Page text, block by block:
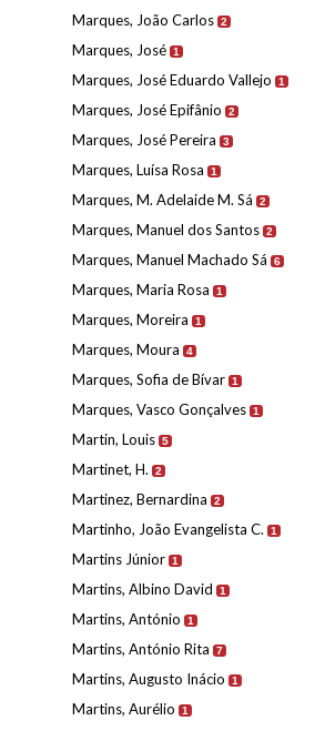
Marques, João Carlos 2
Marques, José 1
Marques, José Eduardo Vallejo 1
Marques, José Epifânio 2
Marques, José Pereira 3
Marques, Luísa Rosa 1
Marques, M. Adelaide M. Sá 2
Marques, Manuel dos Santos 2
Marques, Manuel Machado Sá 6
Marques, Maria Rosa 1
Marques, Moreira 1
Marques, Moura 4
Marques, Sofia de Bívar 1
Marques, Vasco Gonçalves 1
Martin, Louis 5
Martinet, H. 2
Martinez, Bernardina 2
Martinho, João Evangelista C. 1
Martins Júnior 1
Martins, Albino David 1
Martins, António 1
Martins, António Rita 7
Martins, Augusto Inácio 1
Martins, Aurélio 1